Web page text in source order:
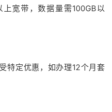
上宽带，数据量需100GB以
特定优惠，如办理12个月套